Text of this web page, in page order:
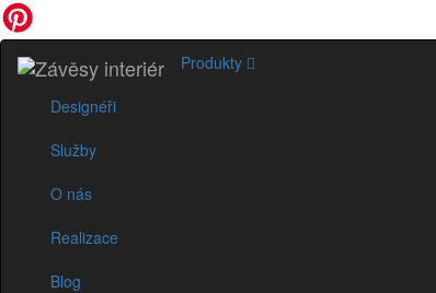
Produkty
Designéři
Služby
O nás
Realizace
Blog